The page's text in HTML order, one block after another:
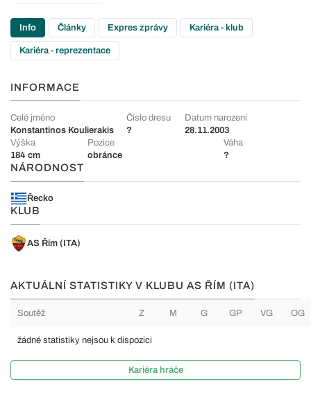
Info Články Expres zprávy Kariéra - klub
Kariéra - reprezentace
INFORMACE
Celé jméno
Konstantinos Koulierakis
Číslo dresu
?
Datum narození
28.11.2003
Výška
184 cm
Pozice
obránce
Váha
?
NÁRODNOST
Řecko
KLUB
AS Řím (ITA)
AKTUÁLNÍ STATISTIKY V KLUBU AS ŘÍM (ITA)
Soutěž Z M G GP VG OG
žádné statistiky nejsou k dispozici
Kariéra hráče